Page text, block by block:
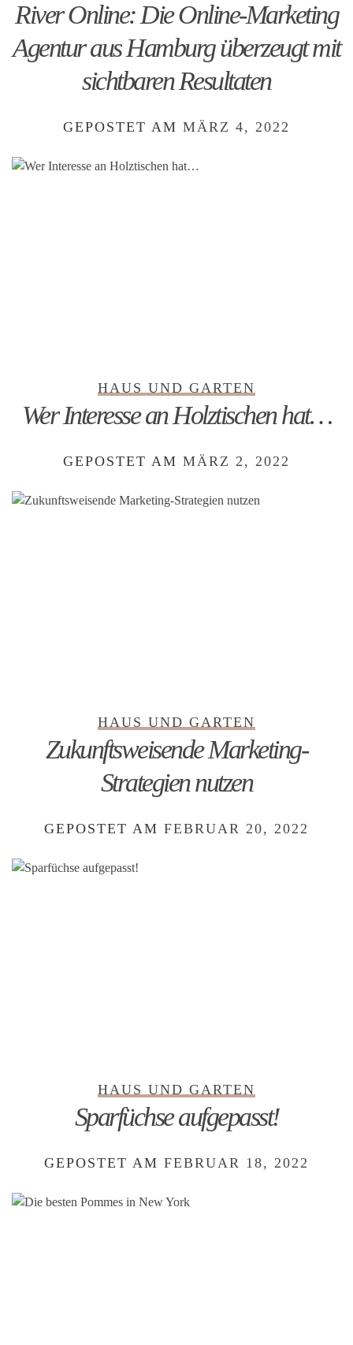
River Online: Die Online-Marketing
Agentur aus Hamburg überzeugt mit
sichtbaren Resultaten
GEPOSTET AM MÄRZ 4, 2022
HAUS UND GARTEN
Wer Interesse an Holztischen hat…
GEPOSTET AM MÄRZ 2, 2022
HAUS UND GARTEN
Zukunftsweisende Marketing-
Strategien nutzen
GEPOSTET AM FEBRUAR 20, 2022
HAUS UND GARTEN
Sparfüchse aufgepasst!
GEPOSTET AM FEBRUAR 18, 2022